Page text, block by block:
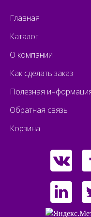
Главная
Каталог
О компании
Как сделать заказ
Полезная
Обратная связь
Корзина